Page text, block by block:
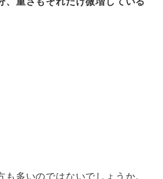
多いのではないでしょうか。